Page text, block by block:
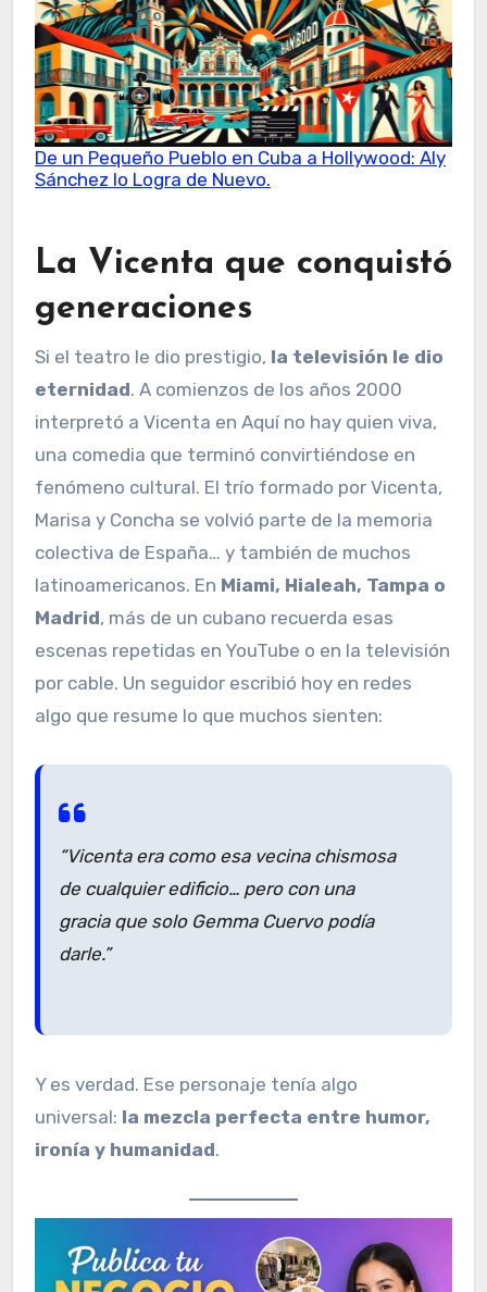
De un Pequeño Pueblo en Cuba a Hollywood: Aly
Sánchez lo Logra de Nuevo.
La Vicenta que conquistó
generaciones
Si el teatro le dio prestigio, la televisión le dio
eternidad. A comienzos de los años 2000
interpretó a Vicenta en Aquí no hay quien viva,
una comedia que terminó convirtiéndose en
fenómeno cultural. El trío formado por Vicenta,
Marisa y Concha se volvió parte de la memoria
colectiva de España… y también de muchos
latinoamericanos. En Miami, Hialeah, Tampa o
Madrid, más de un cubano recuerda esas
escenas repetidas en YouTube o en la televisión
por cable. Un seguidor escribió hoy en redes
algo que resume lo que muchos sienten:
“Vicenta era como esa vecina chismosa
de cualquier edificio… pero con una
gracia que solo Gemma Cuervo podía
darle.”
Y es verdad. Ese personaje tenía algo
universal: la mezcla perfecta entre humor,
ironía y humanidad.